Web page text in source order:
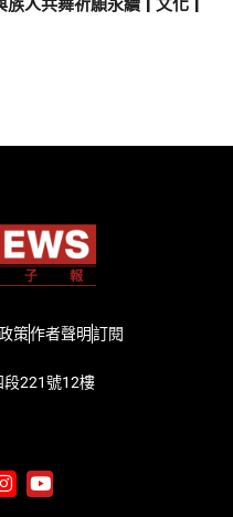
族人共舞祈願永續 | 文化 |
策作者聲明訂閱
段221號12樓